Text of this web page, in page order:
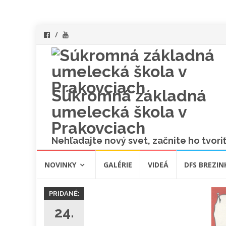
Súkromná základná
umelecká škola v
Prakovciach
Nehľadajte nový svet, začnite ho
NOVINKY GALÉRIE VIDEÁ DFS
PRIDANÉ:
24.